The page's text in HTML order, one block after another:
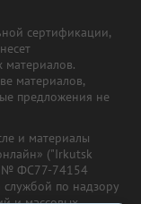
сертификации,
материалов.
материалов,
предложения не
и материалы
("Irkutsk
№ ФС77-74154
по надзору